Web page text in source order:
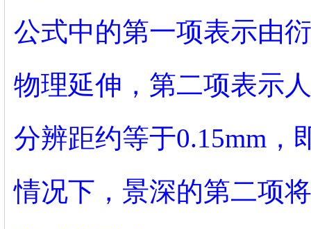
公式中的第一项表示由
物理延伸，第二项表示
分辨距约等于0.15mm，
情况下，景深的第二项